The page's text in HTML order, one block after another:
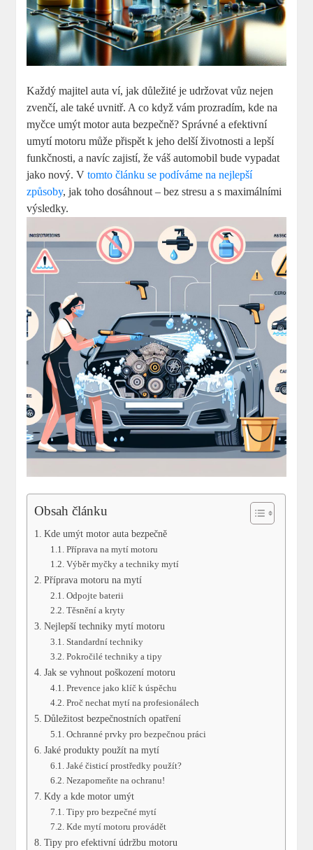
Každý majitel auta ví, jak důležité je udržovat vůz nejen
zvenčí, ale také uvnitř. A co když vám prozradím, kde na
myčce umýt motor auta bezpečně? Správné a efektivní
umytí motoru může přispět k jeho delší životnosti a lepší
funkčnosti, a navíc zajistí, že váš automobil bude vypadat
jako nový. Vtomto článku se podíváme na nejlepší
způsoby, jak toho dosáhnout – bez stresu a s maximálními
výsledky.
Obsah článku
Kde umýt motor auta bezpečně
Příprava na mytí motoru
Výběr myčky a techniky mytí
Příprava motoru na mytí
Odpojte baterii
Těsnění a kryty
Nejlepší techniky mytí motoru
Standardní techniky
Pokročilé techniky a tipy
Jak se vyhnout poškození motoru
Prevence jako klíč k úspěchu
Proč nechat mytí na profesionálech
Důležitost bezpečnostních opatření
Ochranné prvky pro bezpečnou práci
Jaké produkty použít na mytí
Jaké čisticí prostředky použít?
Nezapomeňte na ochranu!
Kdy a kde motor umýt
Tipy pro bezpečné mytí
Kde mytí motoru provádět
Tipy pro efektivní údržbu motoru